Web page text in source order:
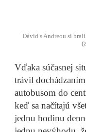
Dávid s Andreou si
Vďaka súčasnej
trávil
autobusom do
keď sa načítajú
jednu hodinu